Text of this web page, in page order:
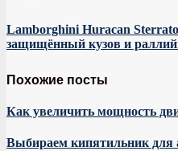
Lamborghini Huracan
защищённый кузов и
Похожие посты
Как увеличить мощность
Выбираем кипятильник для